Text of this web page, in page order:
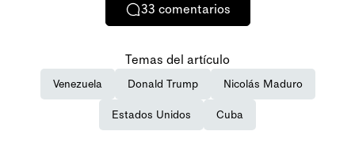
33 comentarios
Temas del artículo
Venezuela Donald Trump Nicolás Maduro
Estados Unidos Cuba